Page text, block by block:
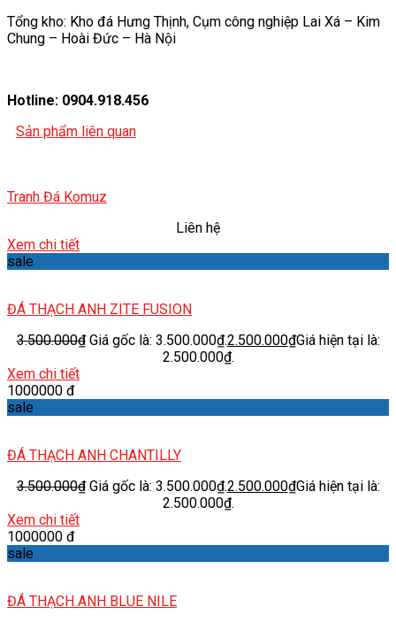
Tổng kho: Kho đá Hưng Thịnh, Cụm công nghiệp Lai Xá – Kim
Chung – Hoài Đức – Hà Nội
Hotline: 0904.918.456
Sản phẩm liên quan
Tranh Đá Komuz
Liên hệ
Xem chi tiết
sale
ĐÁ THẠCH ANH ZITE FUSION
3.500.000₫ Giá gốc là: 3.500.000₫.2.500.000₫Giá hiện tại là:
2.500.000₫.
Xem chi tiết
1000000 đ
sale
ĐÁ THẠCH ANH CHANTILLY
3.500.000₫ Giá gốc là: 3.500.000₫.2.500.000₫Giá hiện tại là:
2.500.000₫.
Xem chi tiết
1000000 đ
sale
ĐÁ THẠCH ANH BLUE NILE